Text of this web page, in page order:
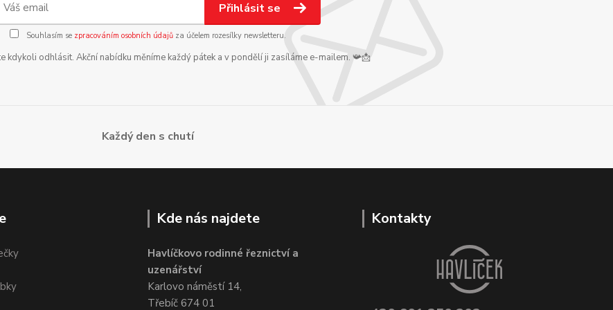
Přihlásit se
Souhlasím se zpracováním osobních údajůza účelem rozesílky newsletteru.
kdykoli odhlásit. Akční nabídku měníme každý pátek a v pondělí ji zasíláme e-mailem. 📯📩
Každý den s chutí
Kde nás najdete
Havlíčkovo rodinné řeznictví a
uzenářství
Karlovo náměstí 14,
Třebíč 674 01
Kontakty